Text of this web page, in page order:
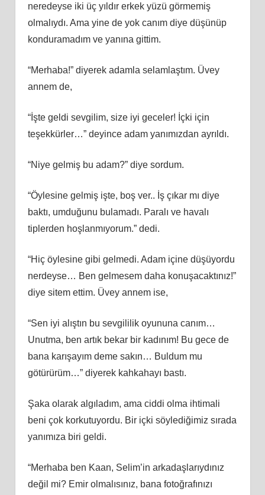
neredeyse iki üç yıldır erkek yüzü görmemiş
olmalıydı. Ama yine de yok canım diye düşünüp
konduramadım ve yanına gittim.
“Merhaba!” diyerek adamla selamlaştım. Üvey
annem de,
“İşte geldi sevgilim, size iyi geceler! İçki için
teşekkürler…” deyince adam yanımızdan ayrıldı.
“Niye gelmiş bu adam?” diye sordum.
“Öylesine gelmiş işte, boş ver.. İş çıkar mı diye
baktı, umduğunu bulamadı. Paralı ve havalı
tiplerden hoşlanmıyorum.” dedi.
“Hiç öylesine gibi gelmedi. Adam içine düşüyordu
nerdeyse… Ben gelmesem daha konuşacaktınız!”
diye sitem ettim. Üvey annem ise,
“Sen iyi alıştın bu sevgililik oyununa canım…
Unutma, ben artık bekar bir kadınım! Bu gece de
bana karışayım deme sakın… Buldum mu
götürürüm…” diyerek kahkahayı bastı.
Şaka olarak algıladım, ama ciddi olma ihtimali
beni çok korkutuyordu. Bir içki söylediğimiz sırada
yanımıza biri geldi.
“Merhaba ben Kaan, Selim’in arkadaşlarıydınız
değil mi? Emir olmalısınız, bana fotoğrafınızı